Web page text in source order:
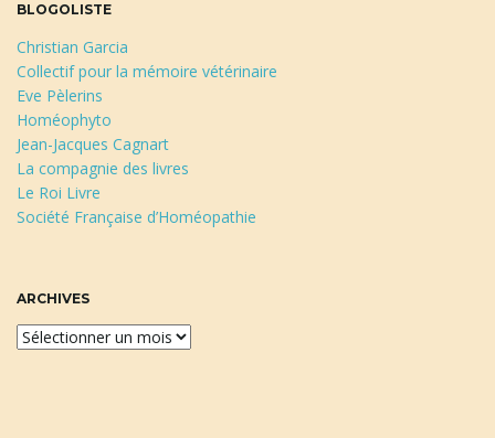
BLOGOLISTE
Christian Garcia
Collectif pour la mémoire vétérinaire
Eve Pèlerins
Homéophyto
Jean-Jacques Cagnart
La compagnie des livres
Le Roi Livre
Société Française d’Homéopathie
ARCHIVES
A